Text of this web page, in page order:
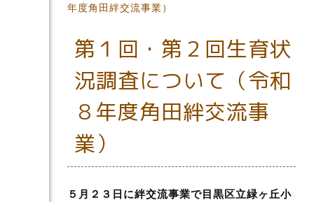
年度角田絆交流事業）
第１回・第２回生育状
況調査について（令和
８年度角田絆交流事
業）
５月２３日に絆交流事業で目黒区立緑ヶ丘小